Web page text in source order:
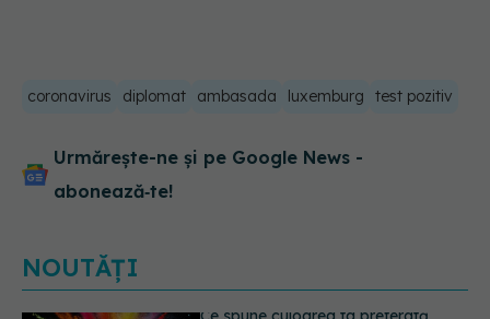
coronavirus diplomat ambasada luxemburg test pozitiv
Urmărește-ne și pe Google News -
abonează‑te!
NOUTĂȚI